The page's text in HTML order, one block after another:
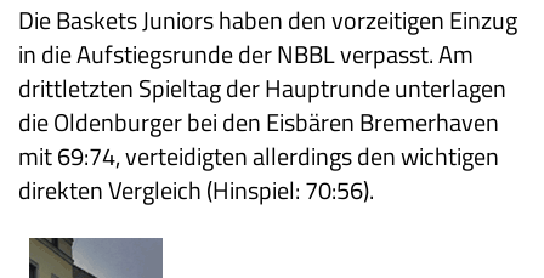
Die Baskets Juniors haben den vorzeitigen Einzug
in die Aufstiegsrunde der NBBL verpasst. Am
drittletzten Spieltag der Hauptrunde unterlagen
die Oldenburger bei den Eisbären Bremerhaven
mit 69:74, verteidigten allerdings den wichtigen
direkten Vergleich (Hinspiel: 70:56).